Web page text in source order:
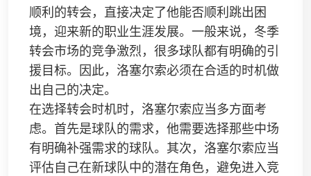
顺利的转会，直接决定了他能否顺利跳出困
境，迎来新的职业生涯发展。一般来说，冬季
转会市场的竞争激烈，很多球队都有明确的引
援目标。因此，洛塞尔索必须在合适的时机做
出自己的决定。
在选择转会时机时，洛塞尔索应当多方面考
虑。首先是球队的需求，他需要选择那些中场
有明确补强需求的球队。其次，洛塞尔索应当
评估自己在新球队中的潜在角色，避免进入竞